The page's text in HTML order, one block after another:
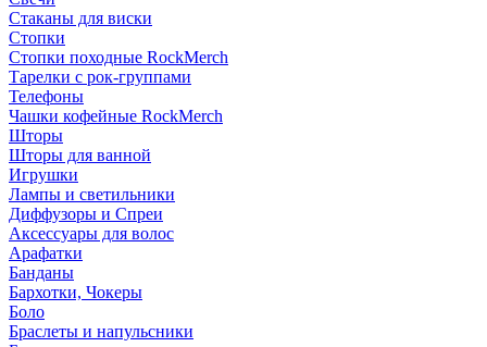
Стаканы для виски
Стопки
Стопки походные RockMerch
Тарелки с рок-группами
Телефоны
Чашки кофейные RockMerch
Шторы
Шторы для ванной
Игрушки
Лампы и светильники
Диффузоры и Спреи
Аксессуары для волос
Арафатки
Банданы
Бархотки, Чокеры
Боло
Браслеты и напульсники